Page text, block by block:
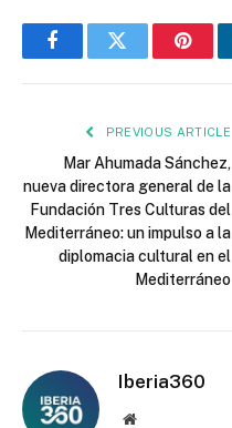
FacebookTwitter
PREVIOUS ARTICLE
Mar Ahumada Sánchez,
nueva directora general de la
Fundación Tres Culturas del
Mediterráneo: un impulso a la
diplomacia cultural en el
Mediterráneo
Iberia360
Website